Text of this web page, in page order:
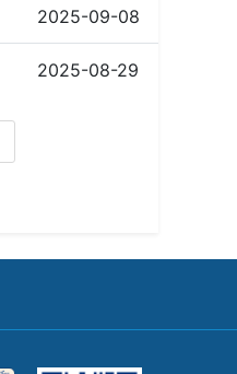
2025-09-08
2025-08-29